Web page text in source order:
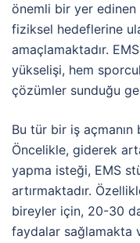
önemli bir yer edinen
fiziksel hedeflerine
amaçlamaktadır.
yükselişi, hem
çözümler sunduğu
Bu tür bir iş açmanın
Öncelikle, giderek
yapma isteği, EMS
artırmaktadır.
bireyler için, 20-30
faydalar sağlamakta